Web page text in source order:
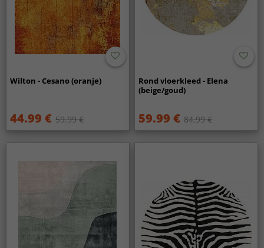
Wilton - Cesano (oranje)
44.99 € 59.99 €
Rond vloerkleed - Elena
(beige/goud)
59.99 € 84.99 €